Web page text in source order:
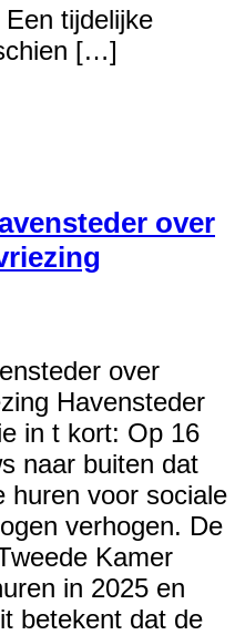
tijdelijke
[…]
over
over
Havensteder
in t kort: Op 16
naar buiten dat
huren voor sociale
verhogen. De
Kamer
in 2025 en
betekent dat de